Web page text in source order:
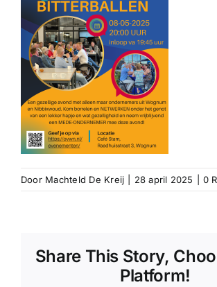
Door Machteld De Kreij 28 april 2025 0
Share This Story,
Platform!